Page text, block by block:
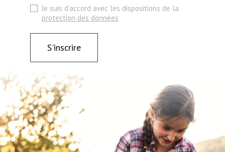
Je suis d’accord avec les dispositions de la
protection des données
S'inscrire